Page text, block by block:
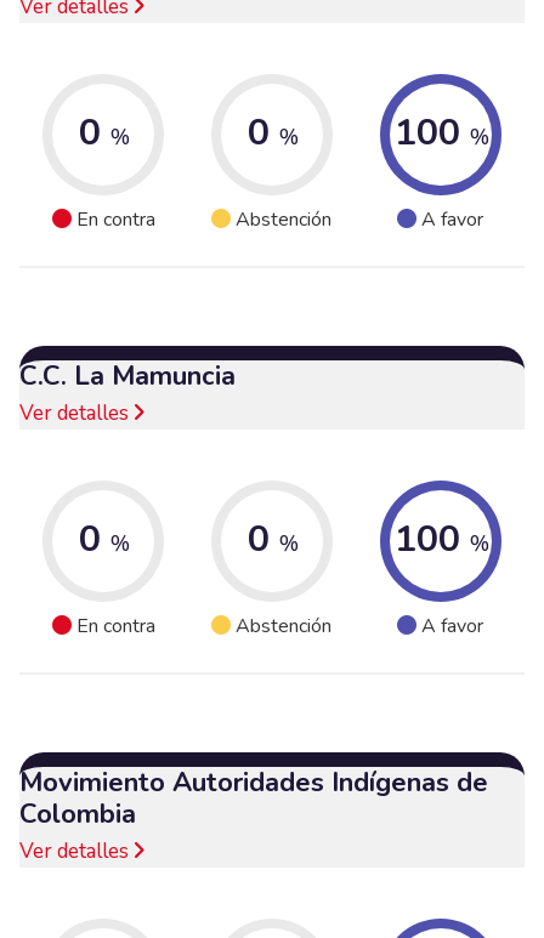
Ver detalles
0 %
En contra
0 %
Abstención
100 %
A favor
C.C. La Mamuncia
Ver detalles
0 %
En contra
0 %
Abstención
100 %
A favor
Movimiento Autoridades Indígenas de
Colombia
Ver detalles